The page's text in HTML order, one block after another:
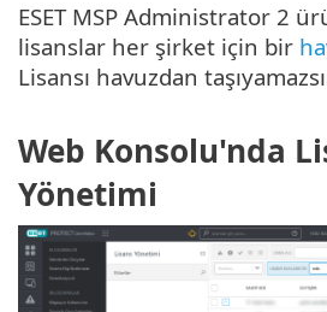
ESET MSP Administrator 2
lisanslar her şirket için bir
Lisansı havuzdan
Web Konsolu'nda
Yönetimi